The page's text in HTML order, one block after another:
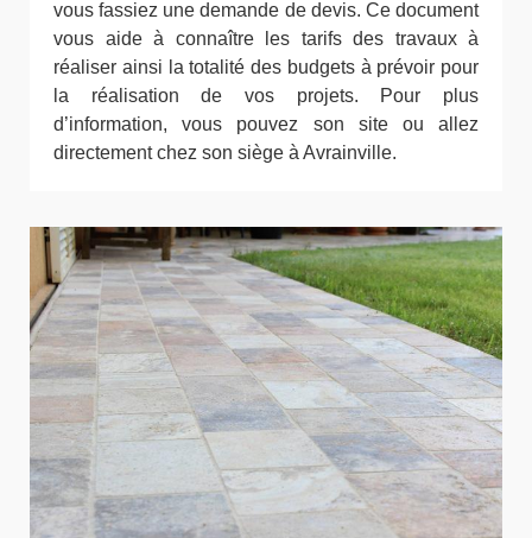
vous fassiez une demande de devis. Ce document
vous aide à connaître les tarifs des travaux à
réaliser ainsi la totalité des budgets à prévoir pour
la réalisation de vos projets. Pour plus
d’information, vous pouvez son site ou allez
directement chez son siège à Avrainville.